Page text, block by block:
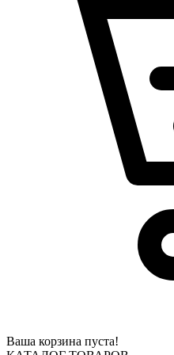
Ваша корзина пуста!